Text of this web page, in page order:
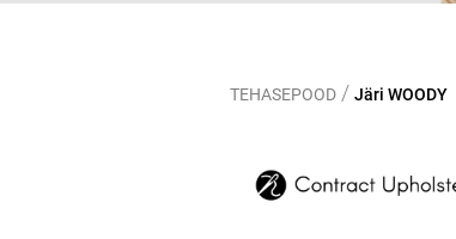
TEHASEPOOD / Järi WOODY